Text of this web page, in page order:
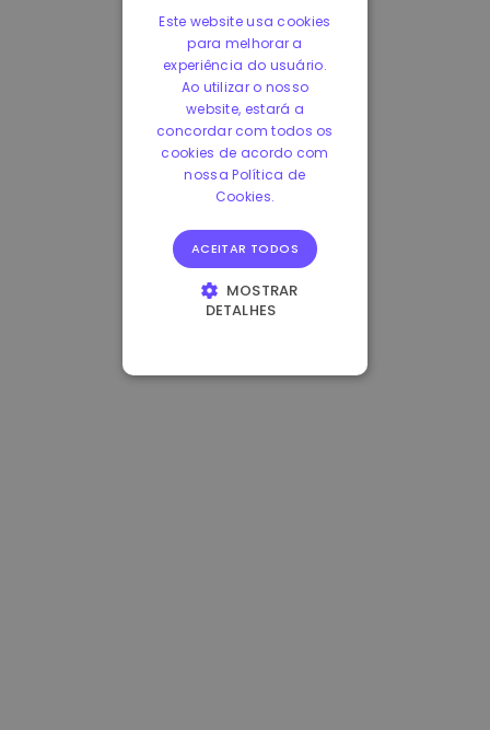
Este website usa cookies
para melhorar a
experiência do usuário.
Ao utilizar o nosso
website, estará a
concordar com todos os
cookies de acordo com
nossa Política de
Cookies.
ACEITAR TODOS
MOSTRAR
DETALHES